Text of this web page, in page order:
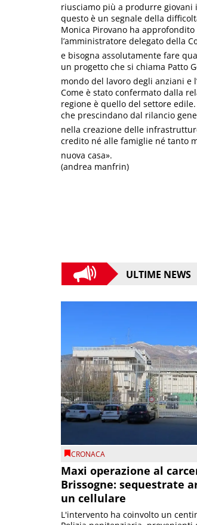
riusciamo più a produrre
questo è un segnale della
Monica Pirovano ha
l’amministratore delegato della
e bisogna assolutamente fare
un progetto che si chiama Patto
mondo del lavoro degli anziani e
Come è stato confermato dalla
regione è quello del settore
che prescindano dal rilancio
nella creazione delle
credito né alle famiglie né tanto
nuova casa».
(andrea manfrin)
ULTIME NEWS
CRONACA
Maxi operazione al
Brissogne: sequestrate
un cellulare
L'intervento ha coinvolto un